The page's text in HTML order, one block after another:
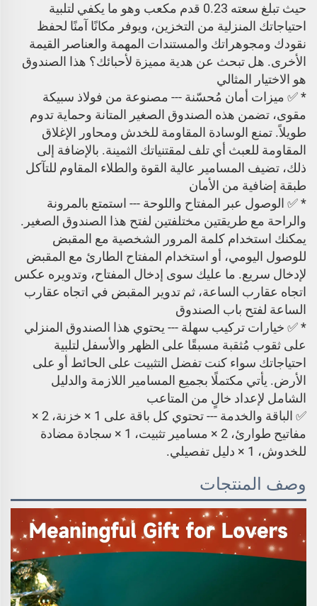
حيث تبلغ سعته 0.23 قدم مكعب وهو ما يكفي لتلبية
احتياجاتك المنزلية من التخزين، ويوفر مكانًا آمنًا لحفظ
نقودك ومجوهراتك والمستندات المهمة والعناصر القيمة
الأخرى. هل تبحث عن هدية مميزة لأحبائك؟ هذا الصندوق
هو الاختيار المثالي
* ✅ ميزات أمان مُحسّنة --- مصنوعة من فولاذ سبيكة
مقوى، تضمن هذه الصندوق الصغير المتانة وحماية تدوم
طويلاً. تمنع الوسادة المقاومة للخدش ومحاور الإغلاق
المقاومة للعبث أي تلف لمقتنياتك الثمينة. بالإضافة إلى
ذلك، تضيف المسامير عالية القوة والطلاء المقاوم للتآكل
طبقة إضافية من الأمان
* ✅ الوصول عبر المفتاح واللوحة --- استمتع بالمرونة
والراحة مع طريقتين مختلفتين لفتح هذا الصندوق الصغير.
يمكنك استخدام كلمة المرور الشخصية مع المقبض
للوصول اليومي، أو استخدام المفتاح الطارئ مع المقبض
لإدخال سريع. ما عليك سوى إدخال المفتاح، وتدويره عكس
اتجاه عقارب الساعة، ثم تدوير المقبض في اتجاه عقارب
الساعة لفتح باب الصندوق
* ✅ خيارات تركيب سهلة --- يحتوي هذا الصندوق المنزلي
على ثقوب مُثقبة مسبقًا على الظهر والأسفل لتلبية
احتياجاتك سواء كنت تفضل التثبيت على الحائط أو على
الأرض. يأتي مكتملًا بجميع المسامير اللازمة والدليل
الشامل لإعداد خالٍ من المتاعب
✅ الباقة والخدمة --- تحتوي كل باقة على 1 × خزنة، 2 ×
مفاتيح طوارئ، 2 × مسامير تثبيت، 1 × سجادة مضادة
للخدوش، 1 × دليل تفصيلي.
وصف المنتجات